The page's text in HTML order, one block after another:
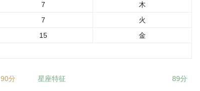
7
木
7
火
15
金
90分 星座特征 89分